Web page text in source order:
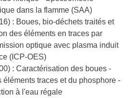
dans la flamme (SAA)
: Boues, bio-déchets traités et
des éléments en traces par
optique avec plasma induit
(ICP-OES)
: Caractérisation des boues -
éléments traces et du phosphore -
à l'eau régale